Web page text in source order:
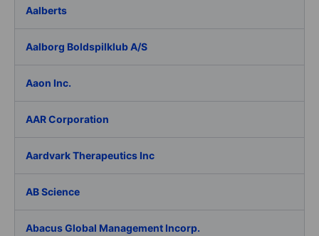
Aalberts
Aalborg Boldspilklub A/S
Aaon Inc.
AAR Corporation
Aardvark Therapeutics Inc
AB Science
Abacus Global Management Incorp.